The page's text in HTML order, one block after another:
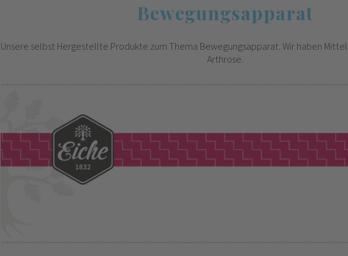
Bewegungsapparat
Unsere selbst Hergestellte Produkte zum Thema Bewegungsapparat. Wir haben
Arthrose.